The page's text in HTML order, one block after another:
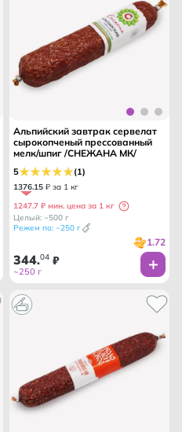
Альпийский завтрак сервелат
сырокопченый прессованный
мелк/шпиг /СНЕЖАНА МК/
5 (1)
1376.15 ₽ за 1 кг
1247.7 ₽ мин. цена за 1 кг
Целый: ~500 г
Режем по: ~250 г
1.72
344.04 ₽
~250 г